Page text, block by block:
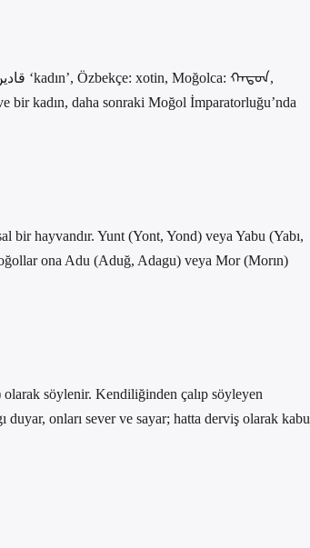
kadın, daha sonraki Moğol İmparatorluğu’nda
hayvandır. Yunt (Yont, Yond) veya Yabu (Yabı,
ona Adu (Aduğ, Adagu) veya Mor (Morın)
söylenir. Kendiliğinden çalıp söyleyen
duyar, onları sever ve sayar; hatta derviş olarak